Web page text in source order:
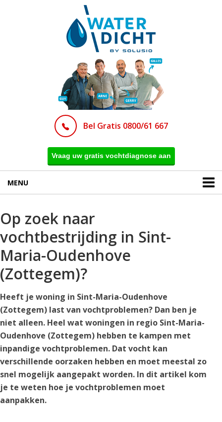
Bel Gratis 0800/61 667
Vraag uw gratis vochtdiagnose aan
MENU
Op zoek naar
vochtbestrijding in Sint-
Maria-Oudenhove
(Zottegem)?
Heeft je woning in Sint-Maria-Oudenhove
(Zottegem) last van vochtproblemen? Dan ben je
niet alleen. Heel wat woningen in regio Sint-Maria-
Oudenhove (Zottegem) hebben te kampen met
inpandige vochtproblemen. Dat vocht kan
verschillende oorzaken hebben en moet meestal zo
snel mogelijk aangepakt worden. In dit artikel kom
je te weten hoe je vochtproblemen moet
aanpakken.